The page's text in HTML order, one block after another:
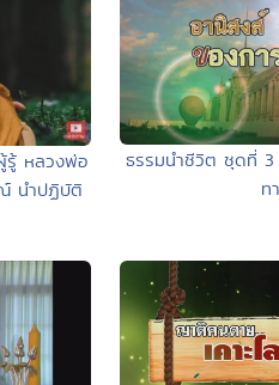
รู้ หลวงพ่อ
นำปฏิบัติ
ธรรมนำชีวิต ชุดที่ 3
ท